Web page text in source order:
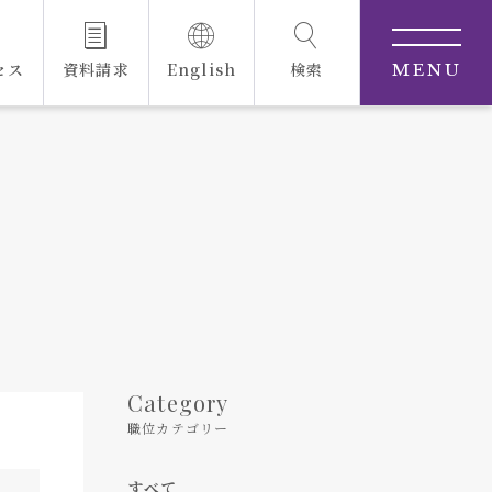
ス 資料請求 English 検索 MENU
Category
職位カテゴリー
すべて